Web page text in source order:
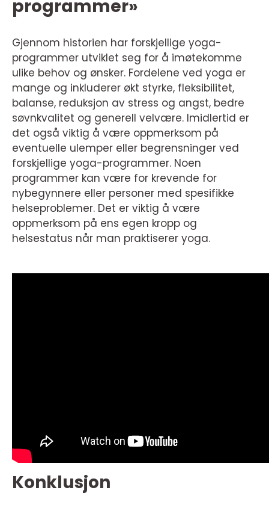
programmer»
Gjennom historien har forskjellige yoga-
programmer utviklet seg for å imøtekomme
ulike behov og ønsker. Fordelene ved yoga er
mange og inkluderer økt styrke, fleksibilitet,
balanse, reduksjon av stress og angst, bedre
søvnkvalitet og generell velvære. Imidlertid er
det også viktig å være oppmerksom på
eventuelle ulemper eller begrensninger ved
forskjellige yoga-programmer. Noen
programmer kan være for krevende for
nybegynnere eller personer med spesifikke
helseproblemer. Det er viktig å være
oppmerksom på ens egen kropp og
helsestatus når man praktiserer yoga.
Konklusjon